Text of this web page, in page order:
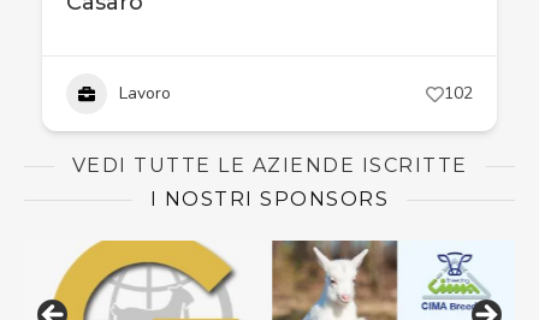
Lavoro 102
VEDI TUTTE LE AZIENDE ISCRITTE
I NOSTRI SPONSORS